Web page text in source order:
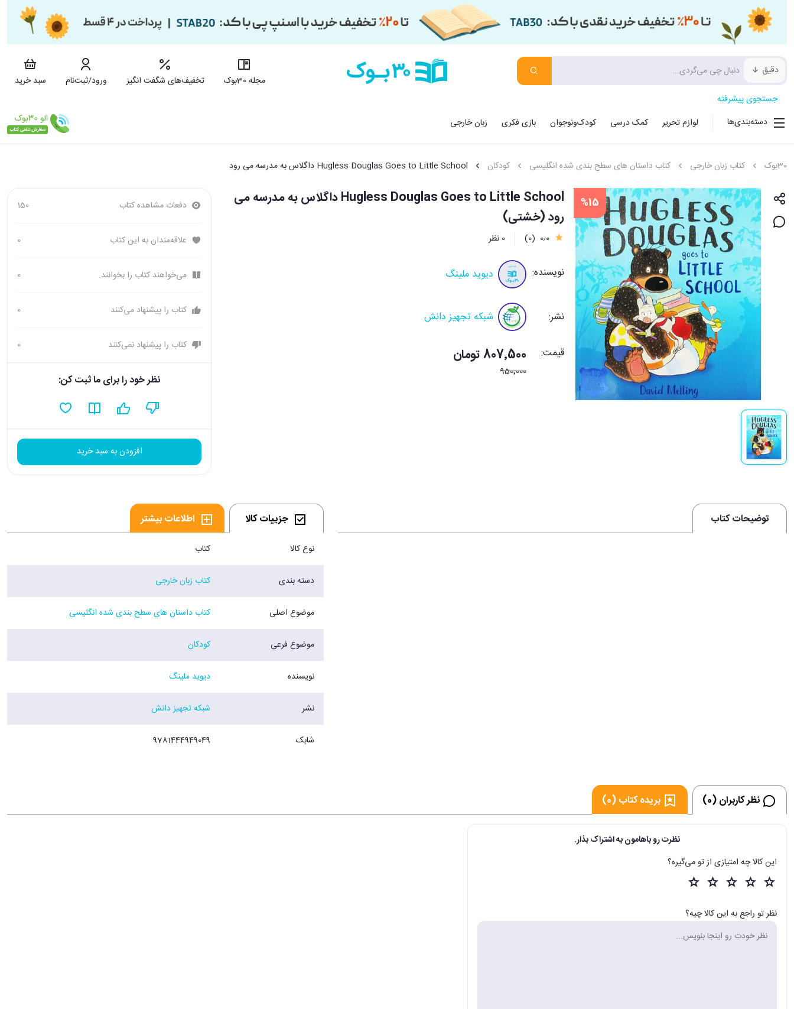
دقیق
مجله 30بوک تخفیف‌های شگفت انگیز ورود/ثبت‌نام
سبد خرید
جستجوی پیشرفته
دسته‌بندی‌ها
لوازم تحریر کمک درسی کودک‌ونوجوان بازی فکری زبان خارجی
30بوک کتاب زبان خارجی کتاب داستان های سطح بندی شده انگلیسی کودکان Hugless Douglas Goes to Little School داگلاس به مدرسه می رود
%15
Hugless Douglas Goes to Little School داگلاس به مدرسه می
رود (خشتی)
0٫0 (0) 0 نظر
نویسنده: دیوید ملینگ
نشر: شبکه تجهیز دانش
قیمت: 807٬500 تومان
950٬000
دفعات مشاهده کتاب 150
علاقه‌مندان به این کتاب 0
می‌خواهند کتاب را بخوانند. 0
کتاب را پیشنهاد می‌کنند 0
کتاب را پیشنهاد نمی‌کنند 0
نظر خود را برای ما ثبت کن:
افزودن به سبد خرید
توضیحات کتاب جزییات کالا اطلاعات بیشتر
نوع کالا کتاب
دسته بندی کتاب زبان خارجی
موضوع اصلی کتاب داستان های سطح بندی شده انگلیسی
موضوع فرعی کودکان
نویسنده دیوید ملینگ
نشر شبکه تجهیز دانش
شابک 9781444949049
نظر کاربران (0) بریده کتاب (0)
نظرت رو باهامون به اشتراک بذار.
این کالا چه امتیازی از تو می‌گیره؟
نظر تو راجع به این کالا چیه؟